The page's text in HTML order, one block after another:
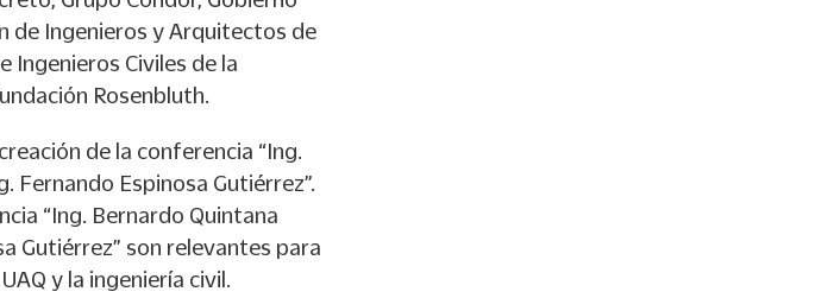
de Ingenieros y Arquitectos de
Ingenieros Civiles de la
Rosenbluth.
de la conferencia “Ing.
Fernando Espinosa Gutiérrez”.
“Ing. Bernardo Quintana
Gutiérrez” son relevantes para
y la ingeniería civil.